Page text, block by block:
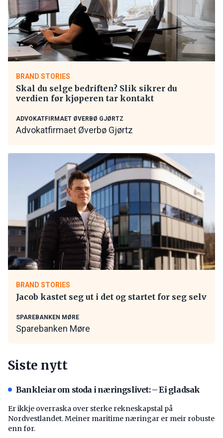
BRAND STORIES
Skal du selge bedriften? Slik sikrer du
verdien før kjøperen tar kontakt
ADVOKATFIRMAET ØVERBØ GJØRTZ
Advokatfirmaet Øverbø Gjørtz
BRAND STORIES
Jacob kastet seg ut i det og startet for seg selv
SPAREBANKEN MØRE
Sparebanken Møre
Siste nytt
Bankleiar om stoda i næringslivet: – Ei gladsak
Er ikkje overraska over sterke rekneskapstal på
Nordvestlandet. Meiner maritime næringar er meir robuste
enn før.